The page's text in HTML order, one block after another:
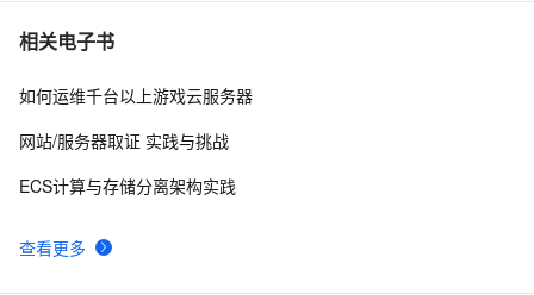
相关电子书
查看更多
如何运维千台以上游戏云服务器
网站/服务器取证 实践与挑战
ECS计算与存储分离架构实践